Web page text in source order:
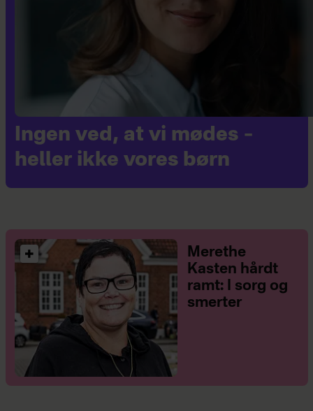
Ingen ved, at vi mødes –
heller ikke vores børn
Merethe
Kasten hårdt
ramt: I sorg og
smerter